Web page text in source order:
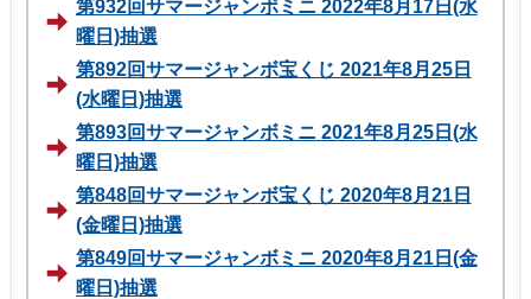
第932回サマージャンボミニ 2022年8月17日(水
曜日)抽選
第892回サマージャンボ宝くじ 2021年8月25日
(水曜日)抽選
第893回サマージャンボミニ 2021年8月25日(水
曜日)抽選
第848回サマージャンボ宝くじ 2020年8月21日
(金曜日)抽選
第849回サマージャンボミニ 2020年8月21日(金
曜日)抽選